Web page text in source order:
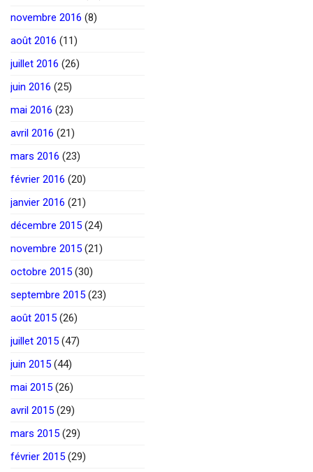
novembre 2016 (8)
août 2016 (11)
juillet 2016 (26)
juin 2016 (25)
mai 2016 (23)
avril 2016 (21)
mars 2016 (23)
février 2016 (20)
janvier 2016 (21)
décembre 2015 (24)
novembre 2015 (21)
octobre 2015 (30)
septembre 2015 (23)
août 2015 (26)
juillet 2015 (47)
juin 2015 (44)
mai 2015 (26)
avril 2015 (29)
mars 2015 (29)
février 2015 (29)